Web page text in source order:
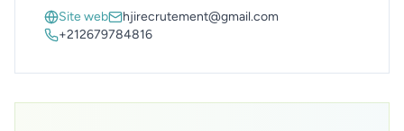
Site web
hjirecrutement@gmail.com
+212679784816